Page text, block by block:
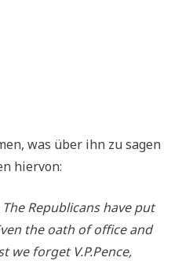
was über ihn zu sagen
hiervon:
Repu­bli­cans have put
the oath of office and
we for­get V.P.Pence,